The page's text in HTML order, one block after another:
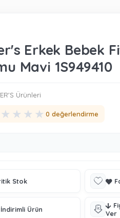
Erkek Bebek
Mavi 1S949410
Ürünleri
★ ★ ★ ★ 0 değerlendirme
Stok
İndirimli Ürün
Ver